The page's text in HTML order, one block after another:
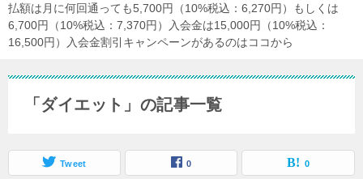
払額は月に何回通っても5,700円（10%税込：6,270円）もしくは
6,700円（10%税込：7,370円）入会金は15,000円（10%税込：
16,500円）入会金割引キャンペーンがあるのはココから
「ダイエット」の記事一覧
Tweet 0 0